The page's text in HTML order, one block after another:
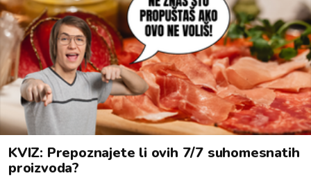
KVIZ: Prepoznajete li ovih 7/7 suhomesnatih
proizvoda?